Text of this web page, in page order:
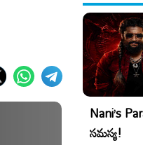
Nani’s
సమస్య!